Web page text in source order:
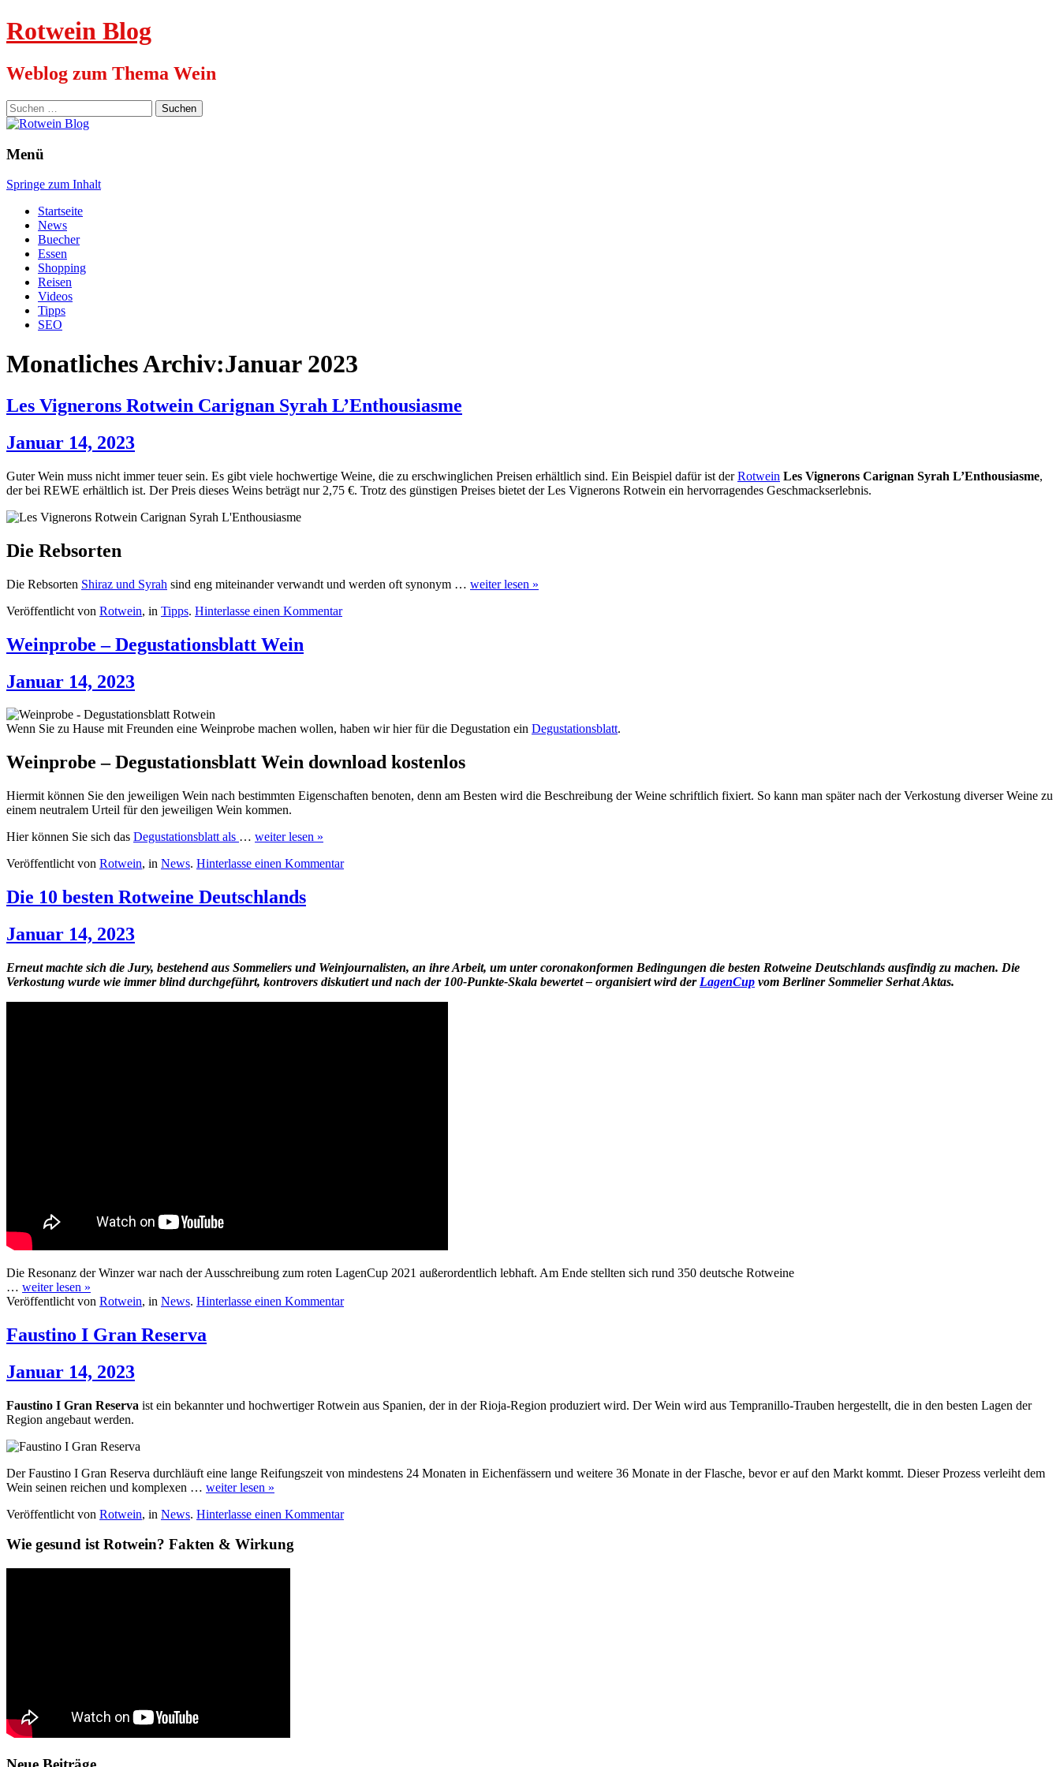
Rotwein Blog
Weblog zum Thema Wein
Suchen
nach:
Menü
Springe zum Inhalt
Startseite
News
Buecher
Essen
Shopping
Reisen
Videos
Tipps
SEO
Monatliches Archiv:Januar 2023
Les Vignerons Rotwein Carignan Syrah L’Enthousiasme
Januar 14, 2023
Guter Wein muss nicht immer teuer sein. Es gibt viele hochwertige Weine, die zu erschwinglichen Preisen erhältlich sind. Ein Beispiel dafür ist derRotwein Les Vignerons Carignan Syrah L’Enthousiasme,
der bei REWE erhältlich ist. Der Preis dieses Weins beträgt nur 2,75 €. Trotz des günstigen Preises bietet der Les Vignerons Rotwein ein hervorragendes Geschmackserlebnis.
Die Rebsorten
Die Rebsorten Shiraz und Syrah sind eng miteinander verwandt und werden oft synonym … weiter lesen »
Veröffentlicht von Rotwein, in Tipps. Hinterlasse einen Kommentar
Weinprobe – Degustationsblatt Wein
Januar 14, 2023
Wenn Sie zu Hause mit Freunden eine Weinprobe machen wollen, haben wir hier für die Degustation ein Degustationsblatt.
Weinprobe – Degustationsblatt Wein download kostenlos
Hiermit können Sie den jeweiligen Wein nach bestimmten Eigenschaften benoten, denn am Besten wird die Beschreibung der Weine schriftlich fixiert. So kann man später nach der Verkostung diverser Weine zu
einem neutralem Urteil für den jeweiligen Wein kommen.
Hier können Sie sich das Degustationsblatt als … weiter lesen »
Veröffentlicht von Rotwein, in News. Hinterlasse einen Kommentar
Die 10 besten Rotweine Deutschlands
Januar 14, 2023
Erneut machte sich die Jury, bestehend aus Sommeliers und Weinjournalisten, an ihre Arbeit, um unter coronakonformen Bedingungen die besten Rotweine Deutschlands ausfindig zu machen. Die
Verkostung wurde wie immer blind durchgeführt, kontrovers diskutiert und nach der 100-Punkte-Skala bewertet – organisiert wird der LagenCup vom Berliner Sommelier Serhat Aktas.
Die Resonanz der Winzer war nach der Ausschreibung zum roten LagenCup 2021 außerordentlich lebhaft. Am Ende stellten sich rund 350 deutsche Rotweine
… weiter lesen »
Veröffentlicht von Rotwein, in News. Hinterlasse einen Kommentar
Faustino I Gran Reserva
Januar 14, 2023
Faustino I Gran Reserva ist ein bekannter und hochwertiger Rotwein aus Spanien, der in der Rioja-Region produziert wird. Der Wein wird aus Tempranillo-Trauben hergestellt, die in den besten Lagen der
Region angebaut werden.
Der Faustino I Gran Reserva durchläuft eine lange Reifungszeit von mindestens 24 Monaten in Eichenfässern und weitere 36 Monate in der Flasche, bevor er auf den Markt kommt. Dieser Prozess verleiht dem
Wein seinen reichen und komplexen … weiter lesen »
Veröffentlicht von Rotwein, in News. Hinterlasse einen Kommentar
Wie gesund ist Rotwein? Fakten & Wirkung